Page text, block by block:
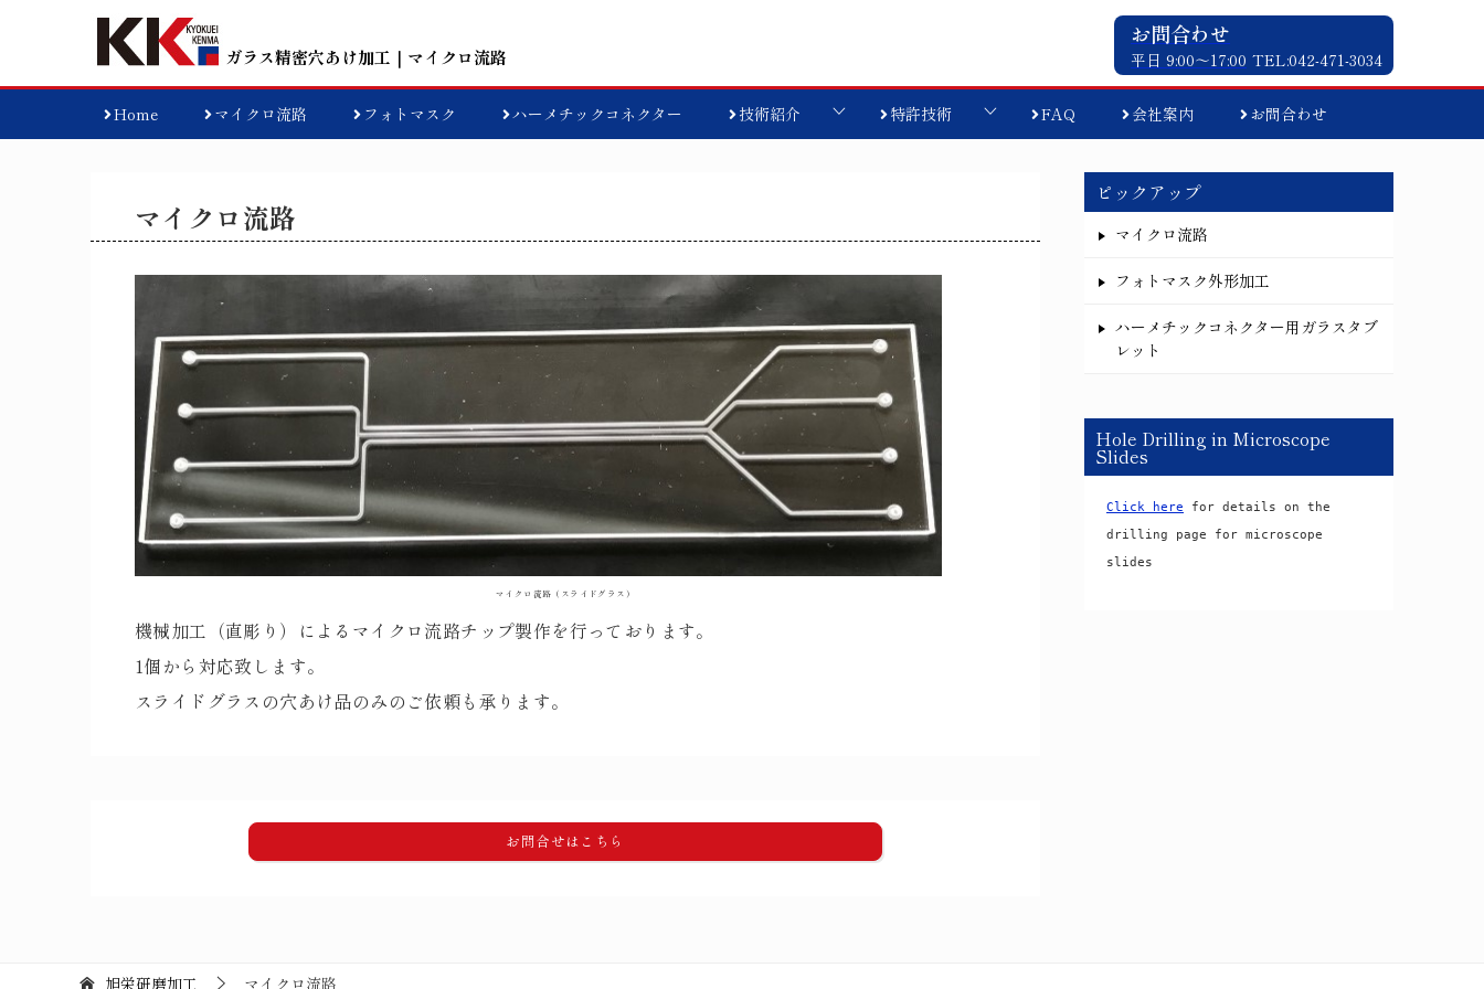
ガラス精密穴あけ加工 ｜マイクロ流路
お問合わせ
平日 9:00〜17:00 TEL:042-471-3034
Home マイクロ流路 フォトマスク ハーメチックコネクター 技術紹介 特許技術 FAQ 会社案内 お問合わせ
マイクロ流路
マイクロ流路（スライドグラス）
機械加工（直彫り）によるマイクロ流路チップ製作を行っております。
1個から対応致します。
スライドグラスの穴あけ品のみのご依頼も承ります。
お問合せはこちら
ピックアップ
マイクロ流路
フォトマスク外形加工
ハーメチックコネクター用ガラスタブ
レット
Hole Drilling in Microscope
Slides
Click here for details on the
drilling page for microscope
slides
旭栄研磨加工 マイクロ流路